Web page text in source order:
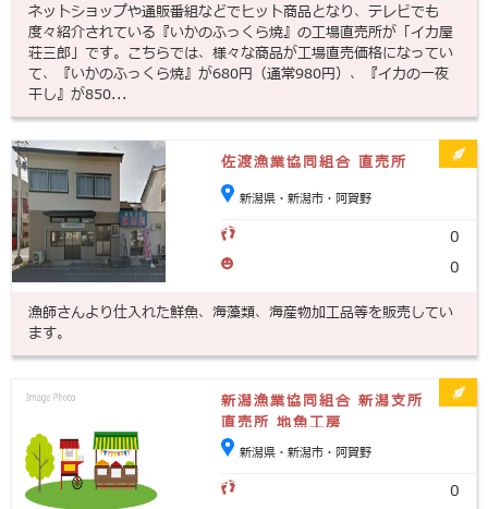
ネットショップや通販番組などでヒット商品となり、テレビでも
度々紹介されている『いかのふっくら焼』の工場直売所が「イカ屋
荘三郎」です。こちらでは、様々な商品が工場直売価格になってい
て、『いかのふっくら焼』が680円（通常980円）、『イカの一夜
干し』が850...
佐渡漁業協同組合 直売所
新潟県・新潟市・阿賀野
0
0
漁師さんより仕入れた鮮魚、海藻類、海産物加工品等を販売してい
ます。
新潟漁業協同組合 新潟支所
直売所 地魚工房
新潟県・新潟市・阿賀野
0